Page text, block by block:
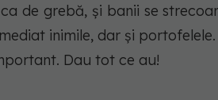
de grebă, și banii se
inimile, dar și
Dau tot ce au!